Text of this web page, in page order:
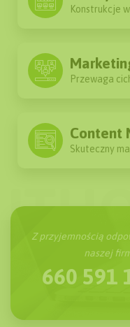
Konstrukcje
Przewaga
Content
Skuteczny
Z przyjemnością
naszej
660 591